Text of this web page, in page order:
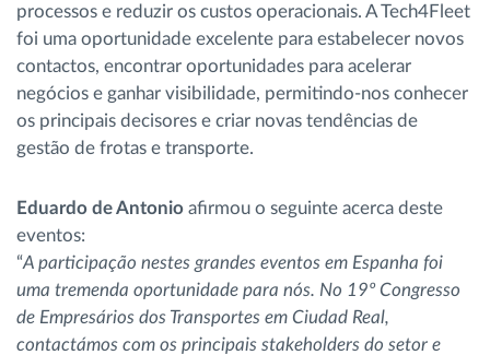
processos e reduzir os custos operacionais. A Tech4Fleet
foi uma oportunidade excelente para estabelecer novos
contactos, encontrar oportunidades para acelerar
negócios e ganhar visibilidade, permitindo-nos conhecer
os principais decisores e criar novas tendências de
gestão de frotas e transporte.
Eduardo de Antonio afirmou o seguinte acerca deste
eventos:
“A participação nestes grandes eventos em Espanha foi
uma tremenda oportunidade para nós. No 19º Congresso
de Empresários dos Transportes em Ciudad Real,
contactámos com os principais stakeholders do setor e